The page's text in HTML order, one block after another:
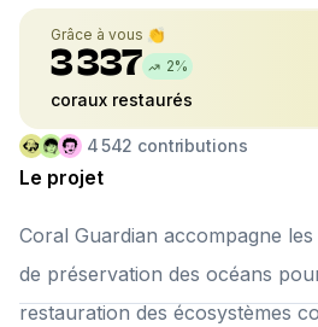
Grâce à vous 👏
3 337 2%
coraux restaurés
4 542 contributions
Le projet
Coral Guardian accompagne
de préservation des océans
restauration des écosystèmes